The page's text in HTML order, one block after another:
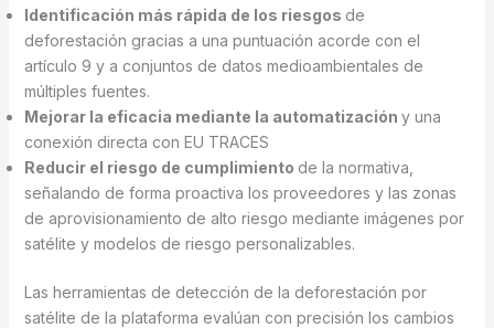
Identificación más rápida de los riesgos de
deforestación gracias a una puntuación acorde con el
artículo 9 y a conjuntos de datos medioambientales de
múltiples fuentes.
Mejorar la eficacia mediante la automatización y una
conexión directa con EU TRACES
Reducir el riesgo de cumplimiento de la normativa,
señalando de forma proactiva los proveedores y las zonas
de aprovisionamiento de alto riesgo mediante imágenes por
satélite y modelos de riesgo personalizables.
Las herramientas de detección de la deforestación por
satélite de la plataforma evalúan con precisión los cambios